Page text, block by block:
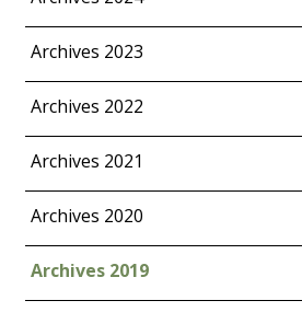
Archives 2023
Archives 2022
Archives 2021
Archives 2020
Archives 2019